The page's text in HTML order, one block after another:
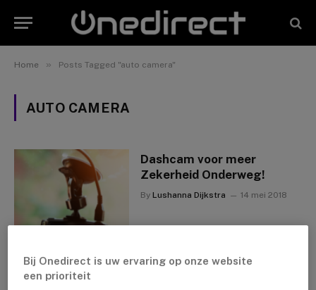
Home » Posts Tagged "auto camera"
AUTO CAMERA
Dashcam voor meer
Zekerheid Onderweg!
By Lushanna Dijkstra 14 mei 2018
Bij Onedirect is uw ervaring op onze website
een prioriteit